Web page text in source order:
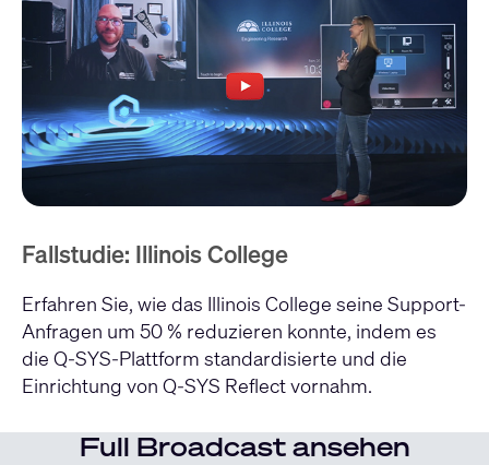
Fallstudie: Illinois College
Erfahren Sie, wie das Illinois College seine Support-
Anfragen um 50 % reduzieren konnte, indem es
die Q-SYS-Plattform standardisierte und die
Einrichtung von Q-SYS Reflect vornahm.
Full Broadcast ansehen